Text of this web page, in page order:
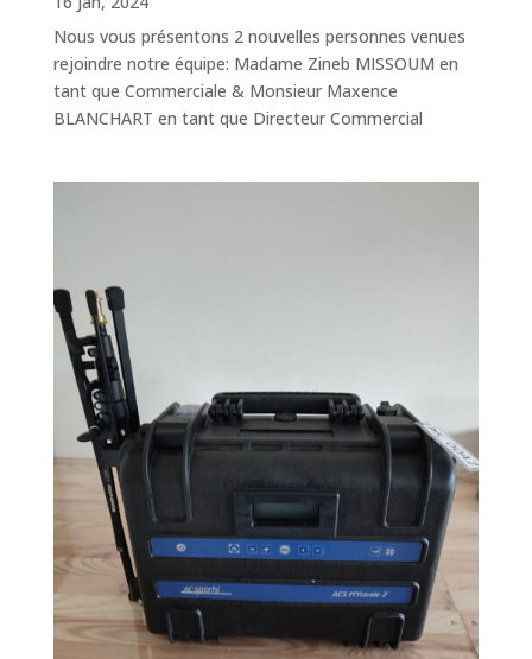
Nous vous présentons 2 nouvelles personnes venues
rejoindre notre équipe: Madame Zineb MISSOUM en
tant que Commerciale & Monsieur Maxence
BLANCHART en tant que Directeur Commercial